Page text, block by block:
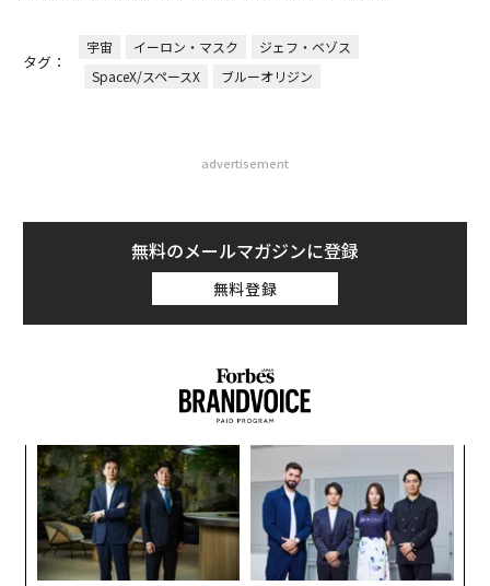
タグ：
宇宙 イーロン・マスク
ジェフ・ベゾス
SpaceX/スペースX
ブルーオリジン
advertisement
無料のメールマガジンに登録
無料登録